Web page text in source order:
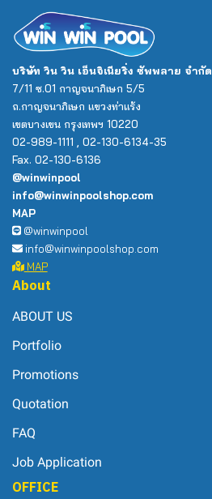
บริษัท วิน วิน เอ็นจิเนียริ่ง ซัพพลาย จำกัด
7/11 ซ.01 กาญจนาภิเษก 5/5
ถ.กาญจนาภิเษก แขวงท่าแร้ง
เขตบางเขน กรุงเทพฯ 10220
02-989-1111 , 02-130-6134-35
Fax. 02-130-6136
@winwinpool
info@winwinpoolshop.com
MAP
@winwinpool
info@winwinpoolshop.com
MAP
About
ABOUT US
Portfolio
Promotions
Quotation
FAQ
Job Application
OFFICE